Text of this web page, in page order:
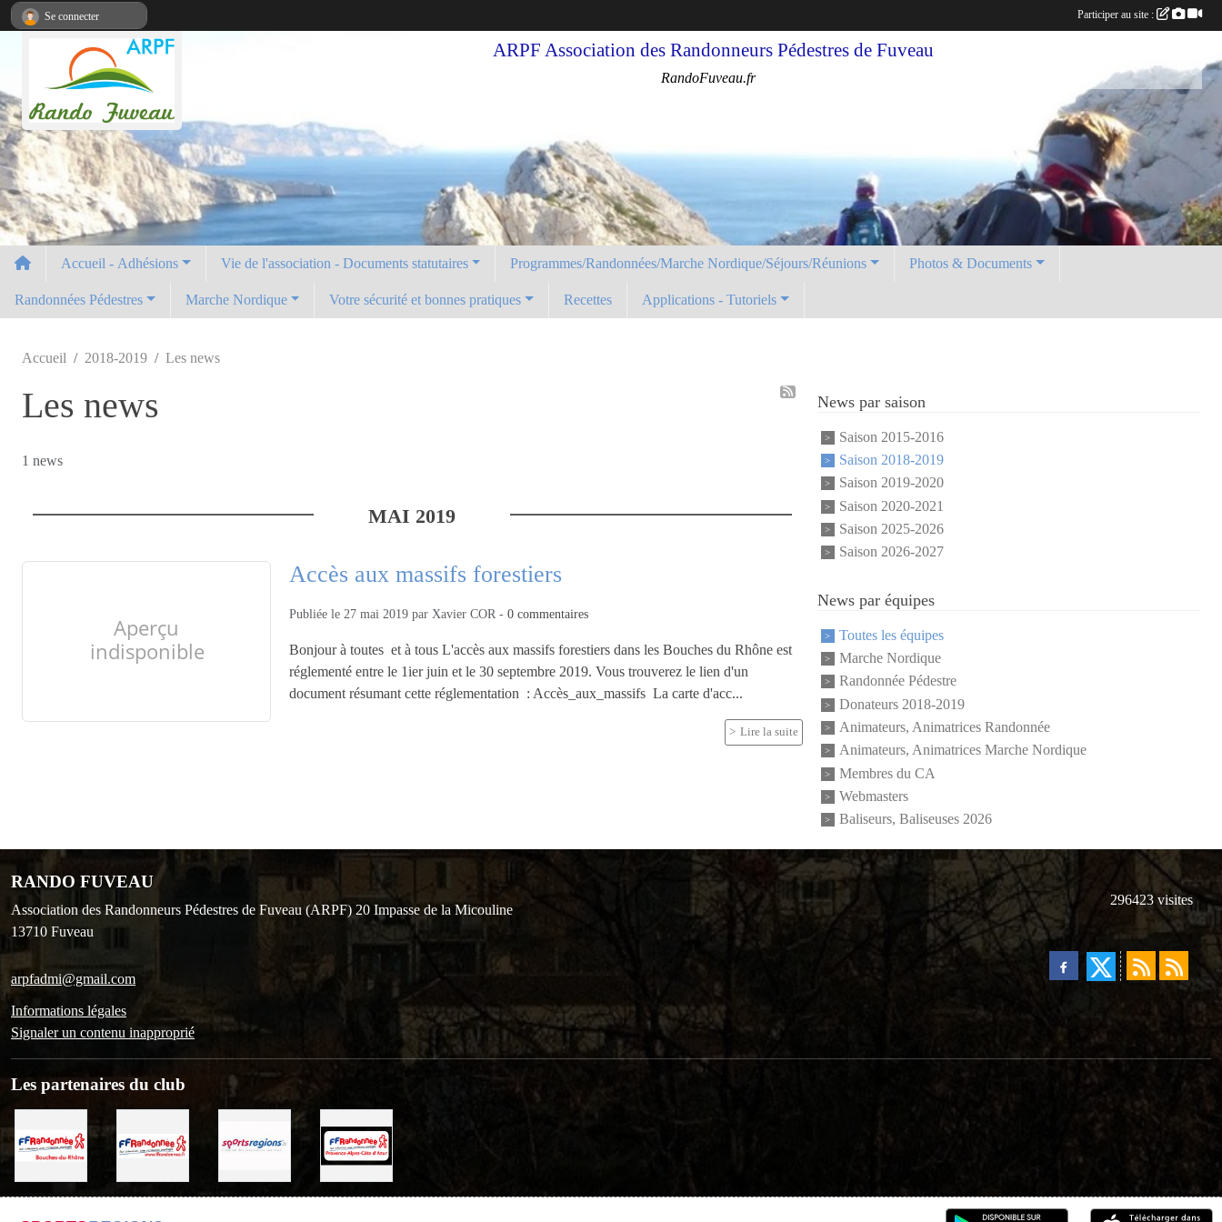
ARPF Association des Randonneurs Pédestres de Fuveau
RandoFuveau.fr
Accueil - Adhésions Vie de l'association - Documents statutaires Programmes/Randonnées/Marche Nordique/Séjours/Réunions Photos & Documents
Randonnées Pédestres Marche Nordique Votre sécurité et bonnes pratiques Recettes Applications - Tutoriels
Accueil 2018-2019 Les news
Les news
1 news
MAI 2019
Accès aux massifs forestiers
Publiée le 27 mai 2019 par Xavier COR -0 commentaires
Bonjour à toutes et à tous L'accès aux massifs forestiers dans les Bouches du Rhône est
réglementé entre le 1ier juin et le 30 septembre 2019. Vous trouverez le lien d'un
document résumant cette réglementation : Accès_aux_massifs La carte d'acc...
Lire la suite
News par saison
Saison 2015-2016
Saison 2018-2019
Saison 2019-2020
Saison 2020-2021
Saison 2025-2026
Saison 2026-2027
News par équipes
Toutes les équipes
Marche Nordique
Randonnée Pédestre
Donateurs 2018-2019
Animateurs, Animatrices Randonnée
Animateurs, Animatrices Marche Nordique
Membres du CA
Webmasters
Baliseurs, Baliseuses 2026
RANDO FUVEAU
Association des Randonneurs Pédestres de Fuveau (ARPF) 20 Impasse de la Micouline
13710 Fuveau
arpfadmi@gmail.com
Informations légales
Signaler un contenu inapproprié
296423 visites
Les partenaires du club
Se connecter Participer au site :
Panneau de gestion des cookies